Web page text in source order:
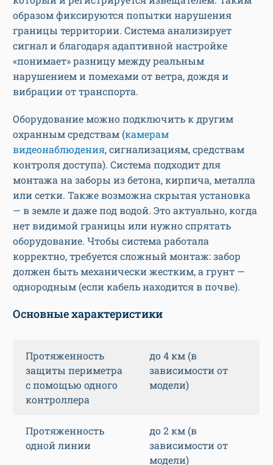
образом фиксируются попытки нарушения
границы территории. Система анализирует
сигнал и благодаря адаптивной настройке
«понимает» разницу между реальным
нарушением и помехами от ветра, дождя и
вибрации от транспорта.
Оборудование можно подключить к другим
охранным средствам (камерам
видеонаблюдения, сигнализациям, средствам
контроля доступа). Система подходит для
монтажа на заборы из бетона, кирпича, металла
или сетки. Также возможна скрытая установка
— в земле и даже под водой. Это актуально, когда
нет видимой границы или нужно спрятать
оборудование. Чтобы система работала
корректно, требуется сложный монтаж: забор
должен быть механически жестким, а грунт —
однородным (если кабель находится в почве).
Основные характеристики
Протяженность
защиты периметра
с помощью одного
контроллера
до 4 км (в
зависимости от
модели)
Протяженность
одной линии
до 2 км (в
зависимости от
модели)